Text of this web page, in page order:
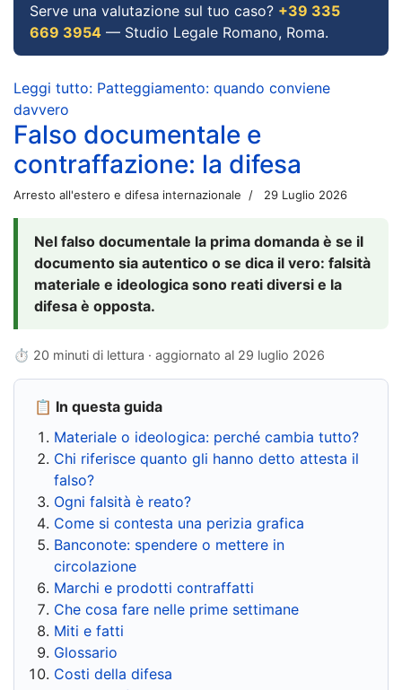
Serve una valutazione sul tuo caso? +39 335
669 3954 — Studio Legale Romano, Roma.
Leggi tutto: Patteggiamento: quando conviene
davvero
Falso documentale e
contraffazione: la difesa
Arresto all'estero e difesa internazionale 29 Luglio 2026
Nel falso documentale la prima domanda è se il
documento sia autentico o se dica il vero: falsità
materiale e ideologica sono reati diversi e la
difesa è opposta.
⏱ 20 minuti di lettura · aggiornato al 29 luglio 2026
📋 In questa guida
Materiale o ideologica: perché cambia tutto?
Chi riferisce quanto gli hanno detto attesta il
falso?
Ogni falsità è reato?
Come si contesta una perizia grafica
Banconote: spendere o mettere in
circolazione
Marchi e prodotti contraffatti
Che cosa fare nelle prime settimane
Miti e fatti
Glossario
Costi della difesa